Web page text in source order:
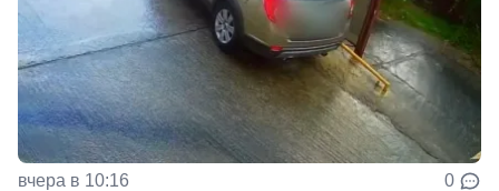
вчера в 10:16 0